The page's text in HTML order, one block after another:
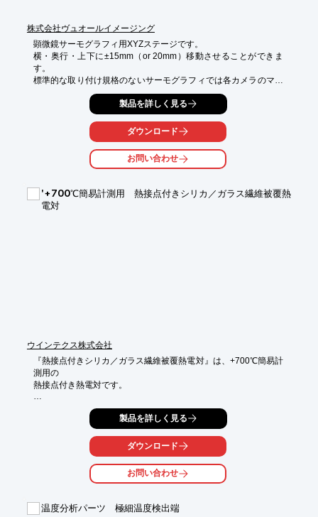
株式会社ヴュオールイメージング
顕微鏡サーモグラフィ用XYZステージです。
横・奥行・上下に±15mm（or 20mm）移動させることができま
す。
標準的な取り付け規格のないサーモグラフィでは各カメラのマウ
ントに合わせてステージやマウントを購入しなければなりませ
しかし三脚ネジ（1/4"）のタップが切ってあるカメラなら、本機
を用いることですぐにお使いになれます。
製品を詳しく見る
ダウンロード
お問い合わせ
'+700℃簡易計測用 熱接点付きシリカ／ガラス繊維被覆熱
電対
ウインテクス株式会社
『熱接点付きシリカ／ガラス繊維被覆熱電対』は、+700℃簡易計
測用の
熱接点付き熱電対です。
被覆耐熱温度が+700℃にUP（φ0.5mm時）、インコネルメッシ
耐摩性がUP等、性能が向上。
触れた時のガラス繊維のチクチク感や微細破損ガラス繊維クズの
高温測定時における有機系発煙が少なく、作業環境の改善に貢献
なお、当製品は試験開発や実験用ですので、恒久性をご要望の場
製品を詳しく見る
ダウンロード
お問い合わせ
温度分析パーツ 極細温度検出端